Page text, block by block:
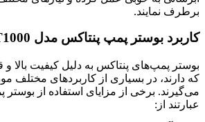
برطرف نمایند.
کاربرد بوستر پمپ پنتاکس مدل CBT1000
بوستر پمپ‌های پنتاکس به دلیل کیفیت بالا
که دارند، در بسیاری از کاربردهای مختلف
می‌گیرند. برخی از مزایای استفاده از
عبارتند از: